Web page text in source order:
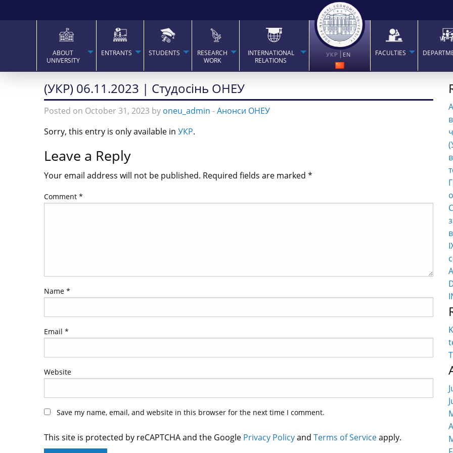
ABOUT
UNIVERSITY
ENTRANTS STUDENTS
RESEARCH
WORK
INTERNATIONAL
RELATIONS
УКР EN FACULTIES
(УКР) 06.11.2023 | Студосінь ОНЕУ
Posted on October 31, 2023 by oneu_admin -Анонси ОНЕУ
Sorry, this entry is only available in УКР.
Leave a Reply
Your email address will not be published. Required fields are marked *
Comment *
Name *
Email *
Website
Save my name, email, and website in this browser for the next time I comment.
This site is protected by reCAPTCHA and the Google Privacy Policyand Terms of Serviceapply.